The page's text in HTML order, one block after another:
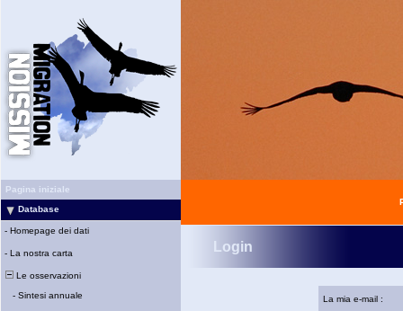
Pagina iniziale
Database
- Homepage dei dati
- La nostra carta
Le osservazioni
- Sintesi annuale
Login
La mia e-mail :